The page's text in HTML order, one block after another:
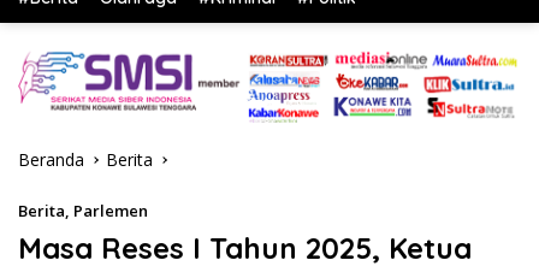
Beranda Berita
Berita, Parlemen
Masa Reses I Tahun 2025, Ketua